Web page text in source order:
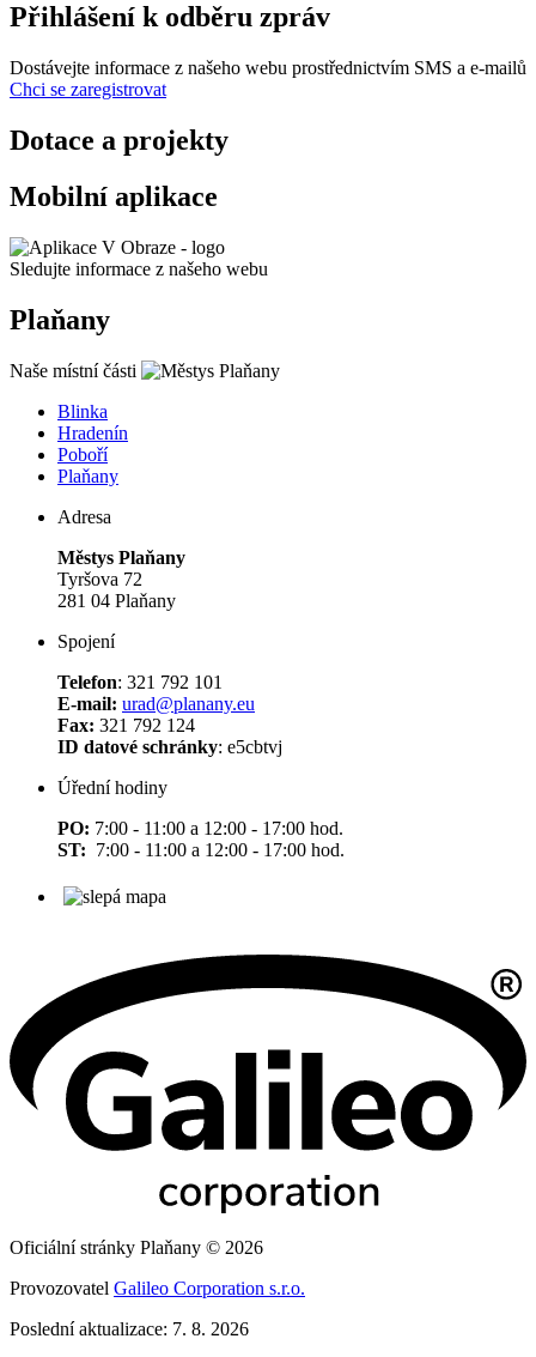
Přihlášení k odběru zpráv
Dostávejte informace z našeho webu prostřednictvím SMS a e-mailů
Chci se zaregistrovat
Dotace a projekty
Mobilní aplikace
Sledujte informace z našeho webu
Plaňany
Naše místní části
Blinka
Hradenín
Poboří
Plaňany
Adresa
Městys Plaňany
Tyršova 72
281 04 Plaňany
Spojení
Telefon: 321 792 101
E-mail: urad@planany.eu
Fax: 321 792 124
ID datové schránky: e5cbtvj
Úřední hodiny
PO: 7:00 - 11:00 a 12:00 - 17:00 hod.
ST: 7:00 - 11:00 a 12:00 - 17:00 hod.
Oficiální stránky Plaňany © 2026
Provozovatel Galileo Corporation s.r.o.
Poslední aktualizace: 7. 8. 2026